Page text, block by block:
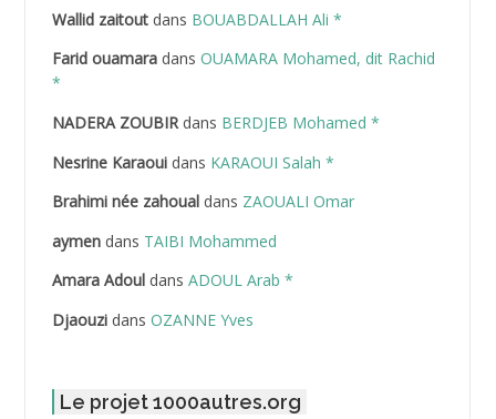
ABDEDDAIM Hamid
ABDELAZIZ Mohamed
ABDELHAFID Lakhdar
ABDELLI Mohamed
ABDELLI Mohamed *
Wallid zaitoutdans BOUABDALLAH Ali *
Farid ouamaradans OUAMARA Mohamed, dit Rachid
*
NADERA ZOUBIRdans BERDJEB Mohamed *
Nesrine Karaouidans KARAOUI Salah *
Brahimi née zahoualdans ZAOUALI Omar
aymendans TAIBI Mohammed
Amara Adouldans ADOUL Arab *
Djaouzidans OZANNE Yves
Le projet 1000autres.org